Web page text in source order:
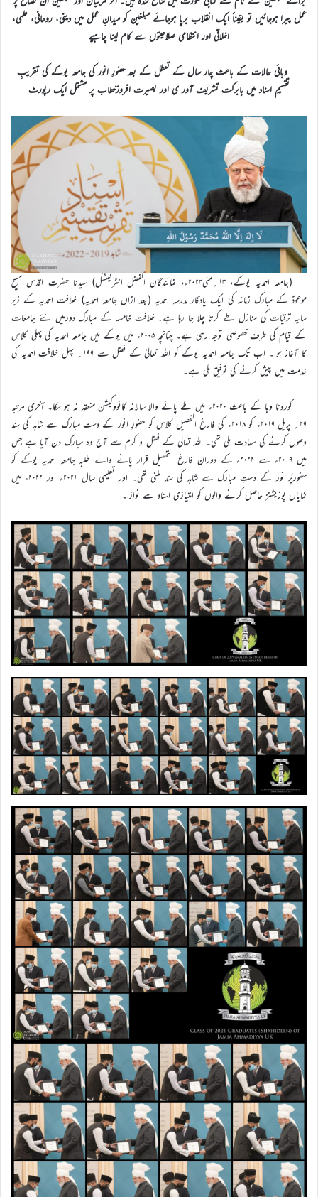
عمل پيرا ہوجائيں تو يقيناً ايک انقلاب برپا ہوجائے مبلغین کو میدانِ عمل میں دینی، روحانی، علمی،
اخلاقی اور انتظامی صلاحیتوں سے کام لینا چاہیے
وبائی حالات کے باعث چار سال کے تعطل کے بعد حضورِ انور کی جامعہ یوکے کی تقریبِ
تقسیمِ اسناد میں بابرکت تشریف آور ی اور بصیرت افروزخطاب پر مشتمل ایک رپورٹ
(جامعہ احمدیہ یوکے، ۱۳؍مئی۲۰۲۳ء، نمائندگان الفضل انٹرنیشنل) سیدنا حضرت اقدس مسیح
موعودؑ کے مبارک زمانہ کی ایک یادگار مدرسہ احمدیہ (بعد ازاں جامعہ احمدیہ) خلافت احمدیہ کے زیر
سایہ ترقیات کی منازل طے کرتا چلا جا رہا ہے۔ خلافت خامسہ کے مبارک دَورمیں نئے جامعات
کے قیام کی طرف خصوصی توجہ رہی ہے۔ چنانچہ ۲۰۰۵ء میں یوکے میں جامعہ احمدیہ کی پہلی کلاس
کا آغاز ہوا۔ اب تک جامعہ احمدیہ یوکے کو اللہ تعالیٰ کے فضل سے ۱۹۹؍ پھل خلافت احمدیہ کی
خدمت میں پیش کرنے کی توفیق ملی ہے۔
کورونا وبا کے باعث ۲۰۲۰ء میں طے پانے والا سالانہ کانووکیشن منعقد نہ ہو سکا۔ آخری مرتبہ
۲۹؍اپریل ۲۰۱۹ء کو ۲۰۱۸ء کی فارغ التحصیل کلاس کو حضورِ انور کے دست مبارک سے شاہد کی سند
وصول کرنے کی سعادت ملی تھی۔ اللہ تعالیٰ کے فضل و کرم سے آج وہ مبارک دن آیا ہے جس
میں ۲۰۱۹ء سے ۲۰۲۲ء کے دوران فارغ التحصیل قرار پانے والے طلبہ جامعہ احمدیہ یوکے کو
حضورپُر نور کے دستِ مبارک سے شاہد کی سند ملنی تھی۔ اور تعلیمی سال ۲۰۲۱ء اور ۲۰۲۲ء میں
نمایاں پوزیشنز حاصل کرنے والوں کو امتیازی اسناد سے نوازا۔